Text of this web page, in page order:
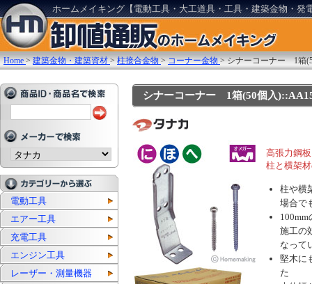
ホームメイキング【電動工具・大工道具・工具・建築金物・発
Home >建築金物・建築資材 >柱接合金物 >コーナー金物 >シナーコーナー 1箱
電動工具
エアー工具
充電工具
エンジン工具
レーザー・測量機器
シナーコーナー 1箱(50個入
高張力鋼
柱と横架
柱や横
場合で
施工の
なって
堅木に
た